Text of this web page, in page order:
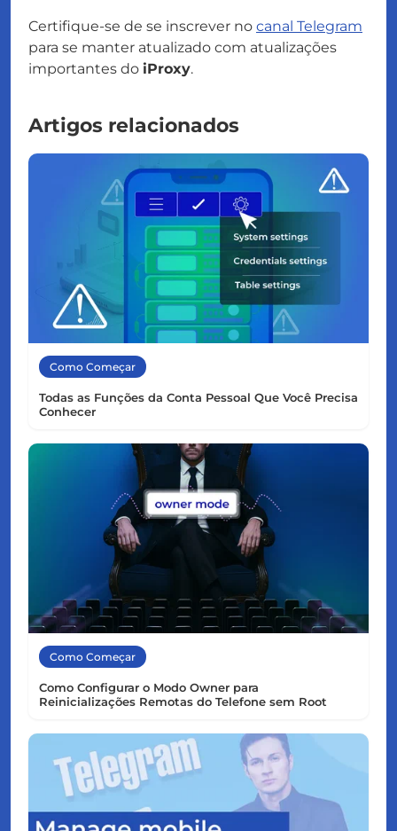
Certifique-se de se inscrever no canal Telegram
para se manter atualizado com atualizações
importantes do iProxy.
Artigos relacionados
Como Começar
Todas as Funções da Conta Pessoal Que Você Precisa
Conhecer
Como Começar
Como Configurar o Modo Owner para
Reinicializações Remotas do Telefone sem Root